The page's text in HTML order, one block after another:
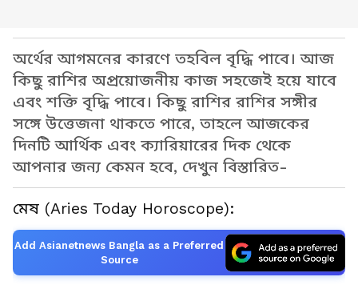
অর্থের আগমনের কারণে তহবিল বৃদ্ধি পাবে। আজ
কিছু রাশির অপ্রয়োজনীয় কাজ সহজেই হয়ে যাবে
এবং শক্তি বৃদ্ধি পাবে। কিছু রাশির রাশির সঙ্গীর
সঙ্গে উত্তেজনা থাকতে পারে, তাহলে আজকের
দিনটি আর্থিক এবং ক্যারিয়ারের দিক থেকে
আপনার জন্য কেমন হবে, দেখুন বিস্তারিত-
মেষ (Aries Today Horoscope):
Add Asianetnews Bangla as a Preferred
Source